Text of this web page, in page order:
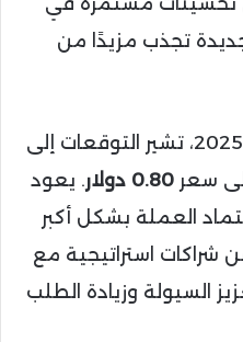
جديدة تجذب مزيدًا من
، مع نهاية عام 2025، تشير التوقعات إلى
سعر 0.80 دولار
. يعود
العملة بشكل أكبر
شراكات استراتيجية مع
السيولة وزيادة الطلب